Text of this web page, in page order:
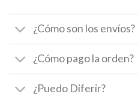
¿Cómo son los envíos?
¿Cómo pago la orden?
¿Puedo Diferir?